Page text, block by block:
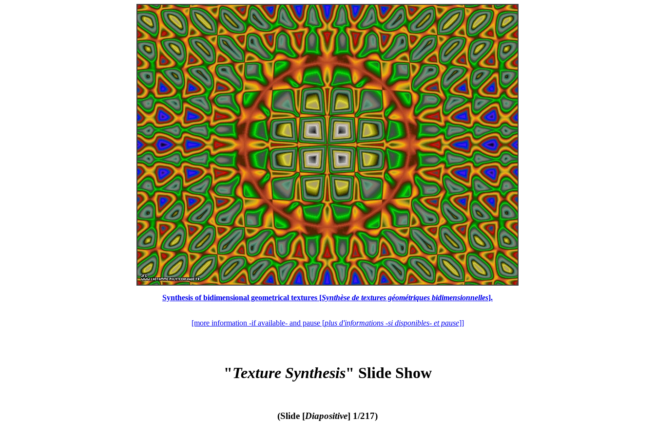
Synthesis of bidimensional geometrical textures [Synthèse de textures géométriques bidimensionnelles].
[more information -if available- and pause [plus d'informations -si disponibles- et pause]]
"Texture Synthesis" Slide Show
(Slide [Diapositive] 1/217)